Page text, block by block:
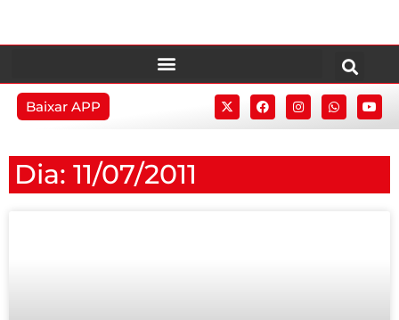
Baixar APP
Dia: 11/07/2011